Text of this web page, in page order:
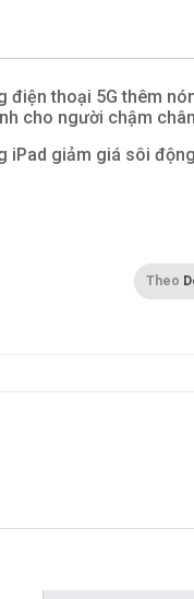
điện thoại 5G thêm
cho người chậm chân
iPad giảm giá sôi
Theo